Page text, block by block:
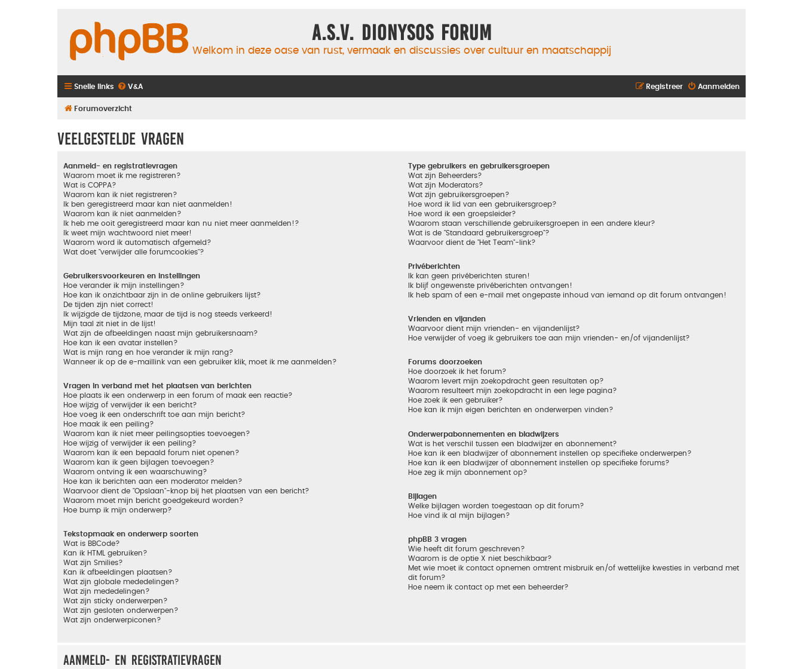
A.S.V. Dionysos Forum
Welkom in deze oase van rust, vermaak en discussies over cultuur en maatschappij
Snelle links V&A Aanmelden
Registreer
Forumoverzicht
Veelgestelde vragen
Aanmeld- en registratievragen
Waarom moet ik me registreren?
Wat is COPPA?
Waarom kan ik niet registreren?
Ik ben geregistreerd maar kan niet aanmelden!
Waarom kan ik niet aanmelden?
Ik heb me ooit geregistreerd maar kan nu niet meer aanmelden!?
Ik weet mijn wachtwoord niet meer!
Waarom word ik automatisch afgemeld?
Wat doet "verwijder alle forumcookies"?
Gebruikersvoorkeuren en instellingen
Hoe verander ik mijn instellingen?
Hoe kan ik onzichtbaar zijn in de online gebruikers lijst?
De tijden zijn niet correct!
Ik wijzigde de tijdzone, maar de tijd is nog steeds verkeerd!
Mijn taal zit niet in de lijst!
Wat zijn de afbeeldingen naast mijn gebruikersnaam?
Hoe kan ik een avatar instellen?
Wat is mijn rang en hoe verander ik mijn rang?
Wanneer ik op de e-maillink van een gebruiker klik, moet ik me aanmelden?
Vragen in verband met het plaatsen van berichten
Hoe plaats ik een onderwerp in een forum of maak een reactie?
Hoe wijzig of verwijder ik een bericht?
Hoe voeg ik een onderschrift toe aan mijn bericht?
Hoe maak ik een peiling?
Waarom kan ik niet meer peilingsopties toevoegen?
Hoe wijzig of verwijder ik een peiling?
Waarom kan ik een bepaald forum niet openen?
Waarom kan ik geen bijlagen toevoegen?
Waarom ontving ik een waarschuwing?
Hoe kan ik berichten aan een moderator melden?
Waarvoor dient de "Opslaan"-knop bij het plaatsen van een bericht?
Waarom moet mijn bericht goedgekeurd worden?
Hoe bump ik mijn onderwerp?
Tekstopmaak en onderwerp soorten
Wat is BBCode?
Kan ik HTML gebruiken?
Wat zijn Smilies?
Kan ik afbeeldingen plaatsen?
Wat zijn globale mededelingen?
Wat zijn mededelingen?
Wat zijn sticky onderwerpen?
Wat zijn gesloten onderwerpen?
Wat zijn onderwerpiconen?
Type gebruikers en gebruikersgroepen
Wat zijn Beheerders?
Wat zijn Moderators?
Wat zijn gebruikersgroepen?
Hoe word ik lid van een gebruikersgroep?
Hoe word ik een groepsleider?
Waarom staan verschillende gebruikersgroepen in een andere kleur?
Wat is de "Standaard gebruikersgroep"?
Waarvoor dient de "Het Team"-link?
Privéberichten
Ik kan geen privéberichten sturen!
Ik blijf ongewenste privéberichten ontvangen!
Ik heb spam of een e-mail met ongepaste inhoud van iemand op dit forum ontvangen!
Vrienden en vijanden
Waarvoor dient mijn vrienden- en vijandenlijst?
Hoe verwijder of voeg ik gebruikers toe aan mijn vrienden- en/of vijandenlijst?
Forums doorzoeken
Hoe doorzoek ik het forum?
Waarom levert mijn zoekopdracht geen resultaten op?
Waarom resulteert mijn zoekopdracht in een lege pagina?
Hoe zoek ik een gebruiker?
Hoe kan ik mijn eigen berichten en onderwerpen vinden?
Onderwerpabonnementen en bladwijzers
Wat is het verschil tussen een bladwijzer en abonnement?
Hoe kan ik een bladwijzer of abonnement instellen op specifieke onderwerpen?
Hoe kan ik een bladwijzer of abonnement instellen op specifieke forums?
Hoe zeg ik mijn abonnement op?
Bijlagen
Welke bijlagen worden toegestaan op dit forum?
Hoe vind ik al mijn bijlagen?
phpBB 3 vragen
Wie heeft dit forum geschreven?
Waarom is de optie X niet beschikbaar?
Met wie moet ik contact opnemen omtrent misbruik en/of wettelijke kwesties in verband met
dit forum?
Hoe neem ik contact op met een beheerder?
Aanmeld- en registratievragen